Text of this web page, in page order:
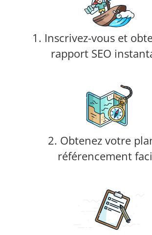
1. Inscrivez-vous et
rapport SEO
2. Obtenez votre
référencement